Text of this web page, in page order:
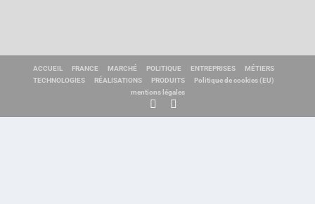
ACCUEIL FRANCE MARCHÉ POLITIQUE ENTREPRISES
MÉTIERS
TECHNOLOGIES
RÉALISATIONS PRODUITS
Politique de cookies (EU)
mentions légales